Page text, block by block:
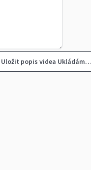
Uložit popis videa